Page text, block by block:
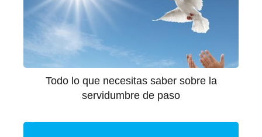
Todo lo que necesitas saber sobre la
servidumbre de paso